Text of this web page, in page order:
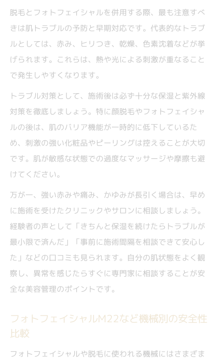
脱毛とフォトフェイシャルを併用する際、最も注意すべ
きは肌トラブルの予防と早期対応です。代表的なトラブ
ルとしては、赤み、ヒリつき、乾燥、色素沈着などが挙
げられます。これらは、熱や光による刺激が重なること
で発生しやすくなります。
トラブル対策として、施術後は必ず十分な保湿と紫外線
対策を徹底しましょう。特に顔脱毛やフォトフェイシャ
ルの後は、肌のバリア機能が一時的に低下しているた
め、刺激の強い化粧品やピーリングは控えることが大切
です。肌が敏感な状態での過度なマッサージや摩擦も避
けてください。
万が一、強い赤みや痛み、かゆみが長引く場合は、早め
に施術を受けたクリニックやサロンに相談しましょう。
経験者の声として「きちんと保湿を続けたらトラブルが
最小限で済んだ」「事前に施術間隔を相談できて安心し
た」などの口コミも見られます。自分の肌状態をよく観
察し、異常を感じたらすぐに専門家に相談することが安
全な美容管理のポイントです。
フォトフェイシャルM22など機械別の安全性
比較
フォトフェイシャルや脱毛に使われる機械にはさまざま